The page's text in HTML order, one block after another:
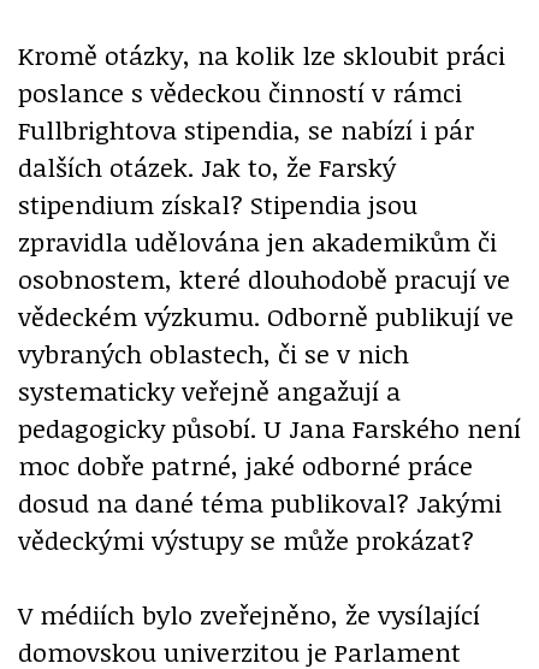
Kromě otázky, na kolik lze skloubit práci
poslance s vědeckou činností v rámci
Fullbrightova stipendia, se nabízí i pár
dalších otázek. Jak to, že Farský
stipendium získal? Stipendia jsou
zpravidla udělována jen akademikům či
osobnostem, které dlouhodobě pracují ve
vědeckém výzkumu. Odborně publikují ve
vybraných oblastech, či se v nich
systematicky veřejně angažují a
pedagogicky působí. U Jana Farského není
moc dobře patrné, jaké odborné práce
dosud na dané téma publikoval? Jakými
vědeckými výstupy se může prokázat?
V médiích bylo zveřejněno, že vysílající
domovskou univerzitou je Parlament